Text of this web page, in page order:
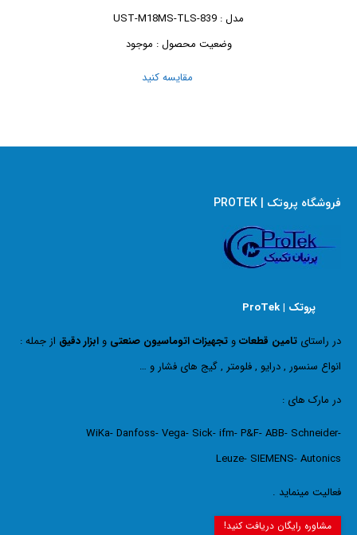
مدل : UST-M18MS-TLS-839
وضعیت محصول : موجود
مقایسه کنید
فروشگاه پروتک | PROTEK
پروتک | ProTek
در راستای تامین قطعاتو تجهیزات اتوماسیون صنعتی و ابزار دقیق از جمله :
انواع سنسور , درایو , فلومتر , گیج های فشار و …
در مارک های :
WiKa- Danfoss- Vega- Sick- ifm- P&F- ABB- Schneider-
Leuze- SIEMENS- Autonics
فعالیت مینماید .
مشاوره رایگان دریافت کنید!